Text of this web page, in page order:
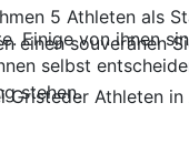
5 Athleten als
einen souveränen
Gristeder Athleten
Einige von ihnen
selbst
stehen.